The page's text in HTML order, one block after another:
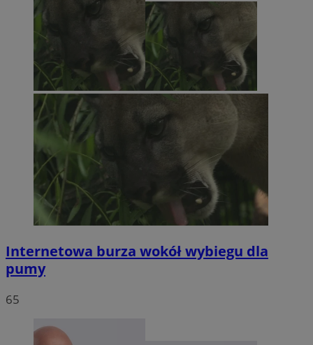
Internetowa burza wokół wybiegu dla
pumy
65